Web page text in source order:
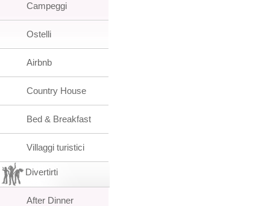
Campeggi
Ostelli
Airbnb
Country House
Bed & Breakfast
Villaggi turistici
Divertirti
After Dinner